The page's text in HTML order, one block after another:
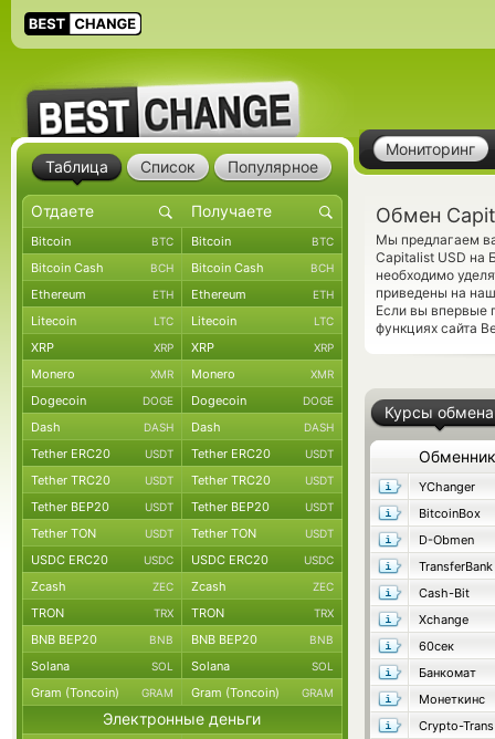
Мониторинг
Обмен
Мы предлагаем
Capitalist USD на
необходимо
приведены на
Если вы впервые
функциях сайта
Курсы обмена
Обменник
YChanger
BitcoinBox
D-Obmen
TransferBank
Cash-Bit
Xchange
60сек
Банкомат
Монеткинс
Crypto-Trans
Таблица Список Популярное
Bitcoin BTC Bitcoin BTC
Bitcoin Cash BCH Bitcoin Cash BCH
Ethereum ETH Ethereum ETH
Litecoin LTC Litecoin LTC
XRP XRP XRP XRP
Monero XMR Monero XMR
Dogecoin DOGE Dogecoin DOGE
Dash DASH Dash DASH
Tether ERC20 USDT Tether ERC20 USDT
Tether TRC20 USDT Tether TRC20 USDT
Tether BEP20 USDT Tether BEP20 USDT
Tether TON USDT Tether TON USDT
USDC ERC20 USDC USDC ERC20 USDC
Zcash ZEC Zcash ZEC
TRON TRX TRON TRX
BNB BEP20 BNB BNB BEP20 BNB
Solana SOL Solana SOL
Gram (Toncoin) GRAM Gram (Toncoin) GRAM
Электронные деньги